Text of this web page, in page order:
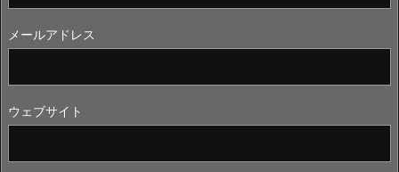
メールアドレス
ウェブサイト